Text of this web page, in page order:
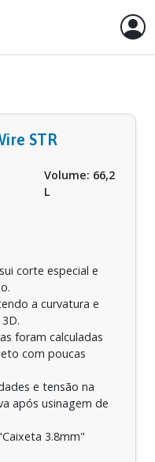
STR
Volume: 66,2
L
corte especial e
a curvatura e
foram calculadas
com poucas
e tensão na
após usinagem de
3.8mm"